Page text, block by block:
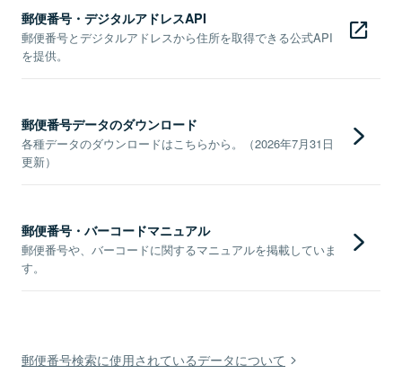
郵便番号・デジタルアドレスAPI
郵便番号とデジタルアドレスから住所を取得できる公式API
を提供。
郵便番号データのダウンロード
各種データのダウンロードはこちらから。（2026年7月31日
更新）
郵便番号・バーコードマニュアル
郵便番号や、バーコードに関するマニュアルを掲載していま
す。
郵便番号検索に使用されているデータについて